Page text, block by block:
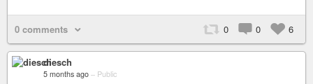
0 comments 0 0 6
diesch
5 months ago – Public